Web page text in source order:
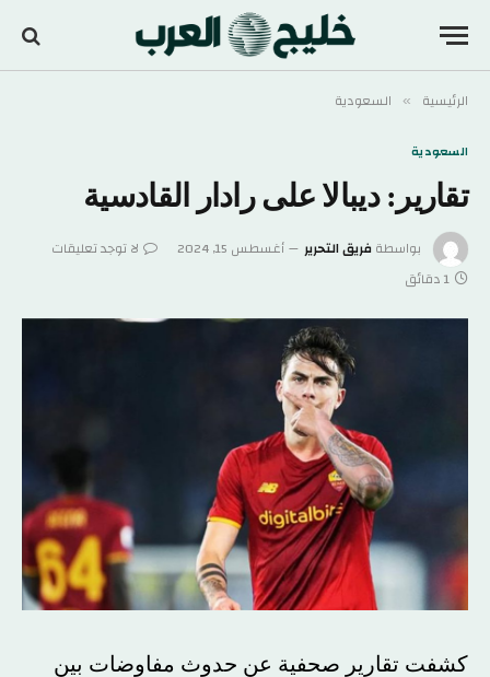
الرئيسية » السعودية
السعودية
تقارير: ديبالا على رادار القادسية
بواسطةفريق التحرير أغسطس 15, 2024
لا توجد تعليقات
1 دقائق
كشفت تقارير صحفية عن حدوث مفاوضات بين